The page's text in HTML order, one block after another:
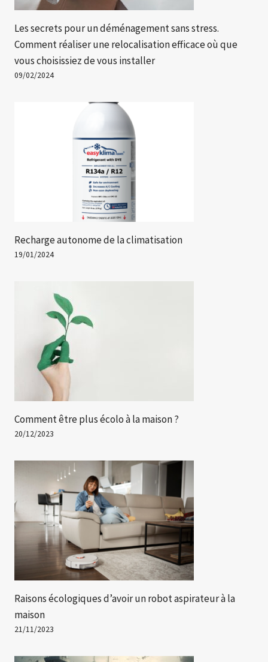
Les secrets pour un déménagement sans stress.
Comment réaliser une relocalisation efficace où que
vous choisissiez de vous installer
09/02/2024
Recharge autonome de la climatisation
19/01/2024
Comment être plus écolo à la maison ?
20/12/2023
Raisons écologiques d’avoir un robot aspirateur à la
maison
21/11/2023